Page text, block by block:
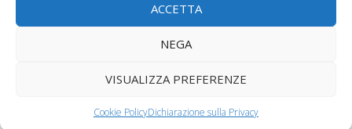
ACCETTA
NEGA
VISUALIZZA PREFERENZE
Cookie PolicyDichiarazione sulla Privacy
innocenti” quando, Erode Antipa, Re di Galilea,
ordina il massacro di tutti i bambini nati in quei
giorni a Betlemme, per uccidere il solo Gesù.
Allo stesso modo di Re Erode, si comportano
battere, distruggono tutti quelli che svolgono un